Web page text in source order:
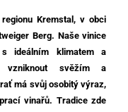
Kremstal, v obci
Berg. Naše vinice
ideálním klimatem a
vzniknout svěžím a
má svůj osobitý výraz,
vinařů. Tradice zde